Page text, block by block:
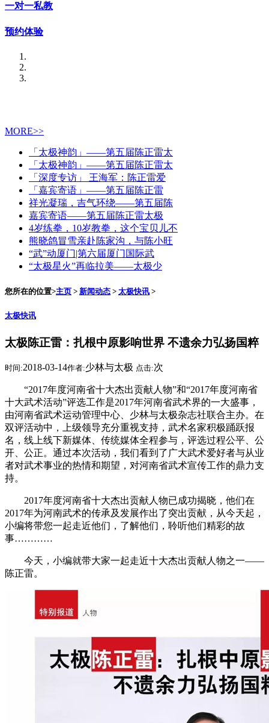
一对一私教
预约体验
MORE>>
「太极神韵」——第五届陈正雷太
「太极神韵」——第五届陈正雷太
「深度专访」 王海军：陈正雷爱
「嘉宾寄语」——​第五届陈正雷
祥光凝瑞，吉气环绕——第五届陈
嘉宾寄语——​第五届陈正雷太极
4岁练拳，10岁教拳，这个宝贝儿不
熊晓鸽冒雪亲赴陈家沟，与陈小旺
“武”动厦门|第六届厦门国际武
“太极星火”再临拉美——太极少
您所在的位置>主页 > 新闻动态 > 太极快讯 >
太极快讯
太极陈正雷：扎根中原影响世界 不遗余力弘扬国粹
时间:2018-03-14作者:少林与太极 点击:次
“2017年度河南省十大杰出贡献人物”和“2017年度河南省
十大武术活动”评选工作是2017年河南省武术界的一大盛事，
由河南省武术运动管理中心、少林与太极杂志社联合主办。在
双评活动中，上级领导充分重视支持，武术名家积极踊跃报
名，线上线下新媒体、传统媒体全程参与，评选过程公平、公
开、公正。通过本次活动，我们看到了广大武术爱好者与从业
者对武术事业的热情和期望，对河南省武术宣传工作的鼎力支
持。
2017年度河南省十大杰出贡献人物已成功揭晓，他们在
2017年为河南武术的传承及发展作出了突出贡献，从今天起，
小编将带您一起走近他们，了解他们，聆听他们精彩的故
事…………
今天，小编就带大家一起走近十大杰出贡献人物之一——
陈正雷。